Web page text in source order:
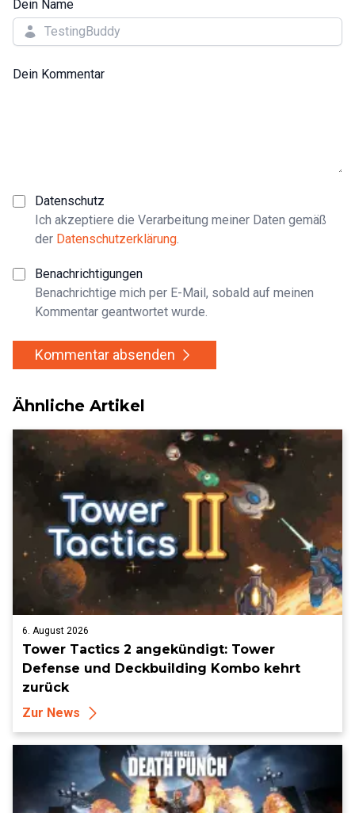
Dein Name
Dein Kommentar
Datenschutz
Ich akzeptiere die Verarbeitung meiner Daten gemäß
der Datenschutzerklärung.
Benachrichtigungen
Benachrichtige mich per E-Mail, sobald auf meinen
Kommentar geantwortet wurde.
Kommentar absenden
Ähnliche Artikel
6. August 2026
Tower Tactics 2 angekündigt: Tower
Defense und Deckbuilding Kombo kehrt
zurück
Zur News